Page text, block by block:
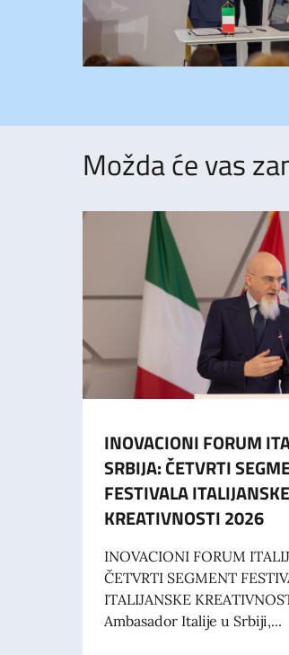
Možda će vas
INOVACIONI FORUM
SRBIJA: ČETVRTI
FESTIVALA ITALIJANSKE
KREATIVNOSTI 2026
INOVACIONI FORUM
ČETVRTI SEGMENT
ITALIJANSKE
Ambasador Italije u Srbiji,...